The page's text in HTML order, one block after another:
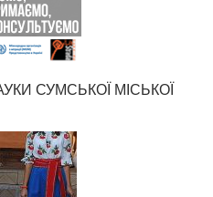
СУМСЬКОЇ МІСЬКОЇ